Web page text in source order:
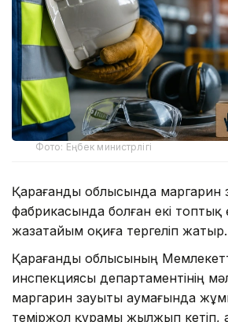
Фото: Еңбек министрлігі
Қарағанды облысында маргарин
фабрикасында болған екі топтық
жазатайым оқиға тергеліп жатыр.
Қарағанды облысының
инспекциясы департаментінің
маргарин зауыты аумағында
теміржол құрамы жылжып кетіп,